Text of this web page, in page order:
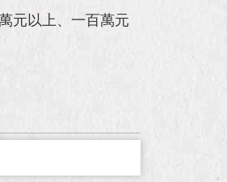
元以上、一百萬元